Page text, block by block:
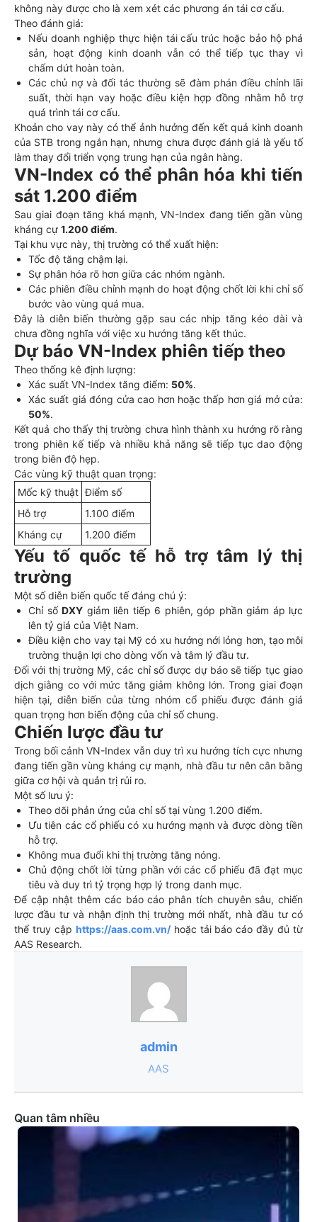
không này được cho là xem xét các phương án tái cơ cấu.
Theo đánh giá:
Nếu doanh nghiệp thực hiện tái cấu trúc hoặc bảo hộ phá
sản, hoạt động kinh doanh vẫn có thể tiếp tục thay vì
chấm dứt hoàn toàn.
Các chủ nợ và đối tác thường sẽ đàm phán điều chỉnh lãi
suất, thời hạn vay hoặc điều kiện hợp đồng nhằm hỗ trợ
quá trình tái cơ cấu.
Khoản cho vay này có thể ảnh hưởng đến kết quả kinh doanh
của STB trong ngắn hạn, nhưng chưa được đánh giá là yếu tố
làm thay đổi triển vọng trung hạn của ngân hàng.
VN-Index có thể phân hóa khi tiến
sát 1.200 điểm
Sau giai đoạn tăng khá mạnh, VN-Index đang tiến gần vùng
kháng cự 1.200 điểm.
Tại khu vực này, thị trường có thể xuất hiện:
Tốc độ tăng chậm lại.
Sự phân hóa rõ hơn giữa các nhóm ngành.
Các phiên điều chỉnh mạnh do hoạt động chốt lời khi chỉ số
bước vào vùng quá mua.
Đây là diễn biến thường gặp sau các nhịp tăng kéo dài và
chưa đồng nghĩa với việc xu hướng tăng kết thúc.
Dự báo VN-Index phiên tiếp theo
Theo thống kê định lượng:
Xác suất VN-Index tăng điểm: 50%.
Xác suất giá đóng cửa cao hơn hoặc thấp hơn giá mở cửa:
50%.
Kết quả cho thấy thị trường chưa hình thành xu hướng rõ ràng
trong phiên kế tiếp và nhiều khả năng sẽ tiếp tục dao động
trong biên độ hẹp.
Các vùng kỹ thuật quan trọng:
Mốc kỹ thuật Điểm số
Hỗ trợ
1.100 điểm
Kháng cự
1.200 điểm
Yếu tố quốc tế hỗ trợ tâm lý thị
trường
Một số diễn biến quốc tế đáng chú ý:
Chỉ số DXY giảm liên tiếp 6 phiên, góp phần giảm áp lực
lên tỷ giá của Việt Nam.
Điều kiện cho vay tại Mỹ có xu hướng nới lỏng hơn, tạo môi
trường thuận lợi cho dòng vốn và tâm lý đầu tư.
Đối với thị trường Mỹ, các chỉ số được dự báo sẽ tiếp tục giao
dịch giằng co với mức tăng giảm không lớn. Trong giai đoạn
hiện tại, diễn biến của từng nhóm cổ phiếu được đánh giá
quan trọng hơn biến động của chỉ số chung.
Chiến lược đầu tư
Trong bối cảnh VN-Index vẫn duy trì xu hướng tích cực nhưng
đang tiến gần vùng kháng cự mạnh, nhà đầu tư nên cân bằng
giữa cơ hội và quản trị rủi ro.
Một số lưu ý:
Theo dõi phản ứng của chỉ số tại vùng 1.200 điểm.
Ưu tiên các cổ phiếu có xu hướng mạnh và được dòng tiền
hỗ trợ.
Không mua đuổi khi thị trường tăng nóng.
Chủ động chốt lời từng phần với các cổ phiếu đã đạt mục
tiêu và duy trì tỷ trọng hợp lý trong danh mục.
Để cập nhật thêm các báo cáo phân tích chuyên sâu, chiến
lược đầu tư và nhận định thị trường mới nhất, nhà đầu tư có
thể truy cập https://aas.com.vn/hoặc tải báo cáo đầy đủ từ
AAS Research.
admin
AAS
Quan tâm nhiều